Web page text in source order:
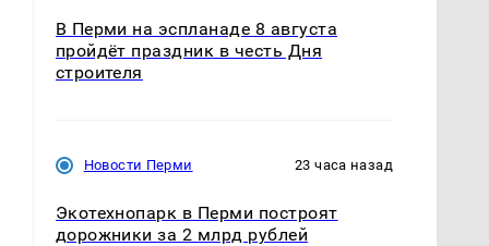
В Перми на эспланаде 8 августа
пройдёт праздник в честь Дня
строителя
Новости Перми 23 часа назад
Экотехнопарк в Перми построят
дорожники за 2 млрд рублей